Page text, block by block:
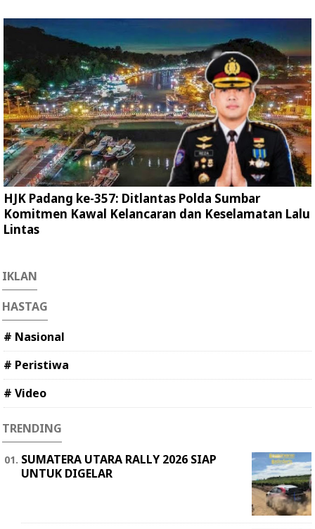
HJK Padang ke-357: Ditlantas Polda Sumbar
Komitmen Kawal Kelancaran dan Keselamatan Lalu
Lintas
IKLAN
HASTAG
# Nasional
# Peristiwa
# Video
TRENDING
SUMATERA UTARA RALLY 2026 SIAP
UNTUK DIGELAR